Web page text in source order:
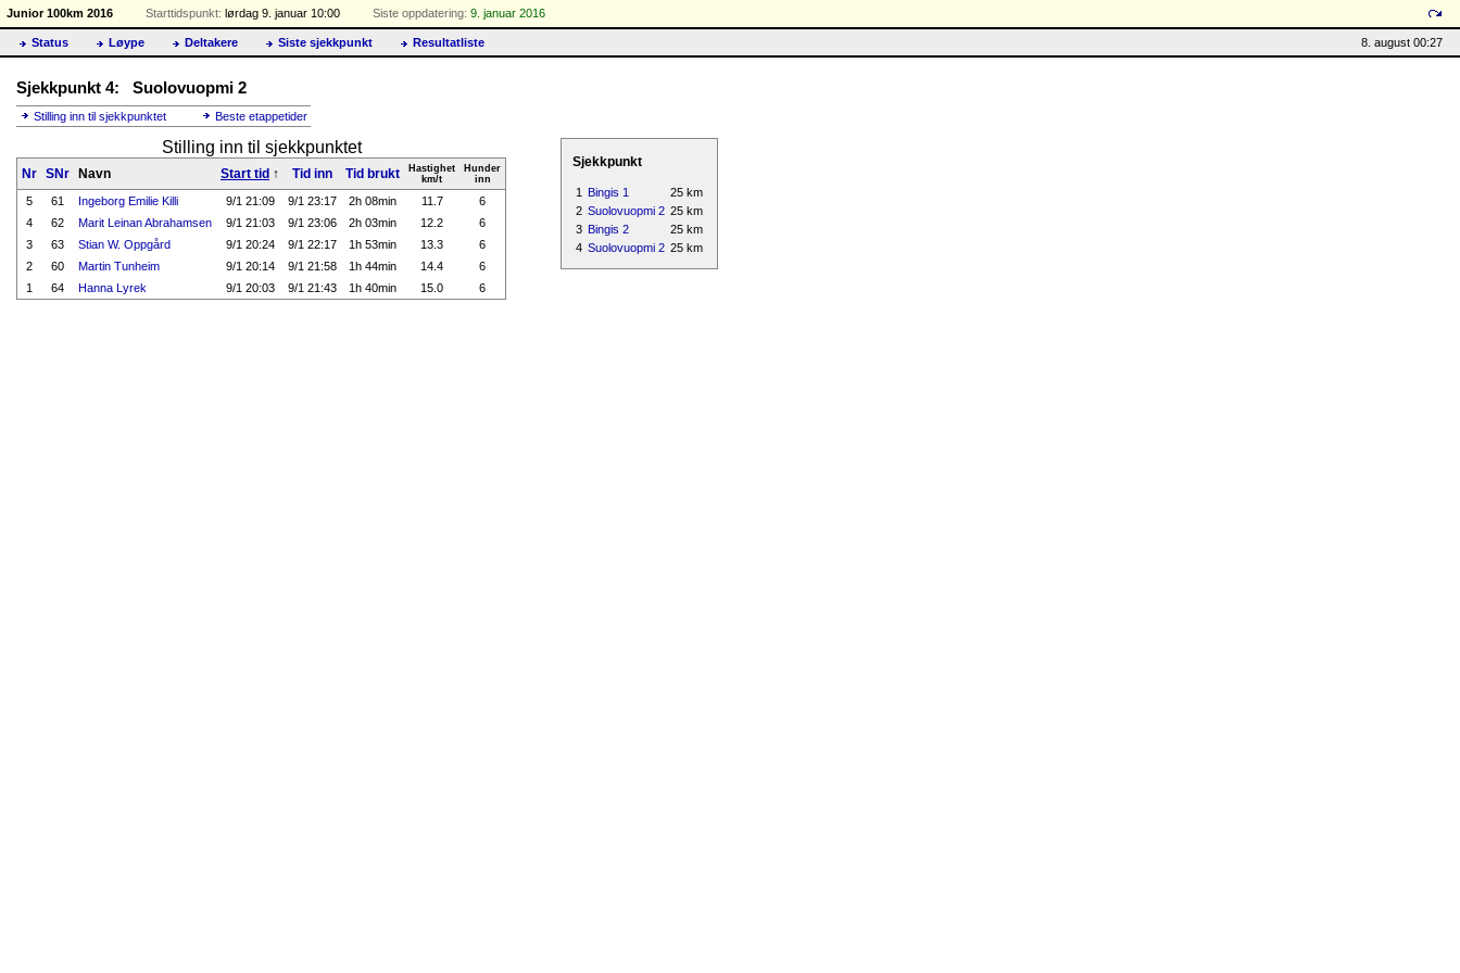
Junior 100km 2016 Starttidspunkt: lørdag 9. januar 10:00 Siste oppdatering: 9. januar 2016
8. august 00:27
Status Løype Deltakere Siste sjekkpunkt Resultatliste
Sjekkpunkt 4: Suolovuopmi 2
Stilling inn til sjekkpunktet Beste etappetider
Stilling inn til sjekkpunktet
Nr SNr Navn Start tid ↑ Tid inn Tid brukt
Hastighet
km/t
Hunder
inn
5 61 Ingeborg Emilie Killi 9/1 21:09 9/1 23:17 2h 08min 11.7
6
4
62 Marit Leinan Abrahamsen 9/1 21:03 9/1 23:06 2h 03min 12.2
6
3
63 Stian W. Oppgård 9/1 20:24 9/1 22:17 1h 53min 13.3
6
2
60 Martin Tunheim 9/1 20:14 9/1 21:58 1h 44min 14.4
6
1
64 Hanna Lyrek 9/1 20:03 9/1 21:43 1h 40min 15.0 6
Sjekkpunkt
1 Bingis 1
25 km
2 Suolovuopmi 2 25 km
3 Bingis 2
25 km
4 Suolovuopmi 2 25 km